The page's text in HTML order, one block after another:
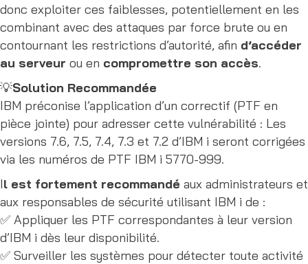
donc exploiter ces faiblesses, potentiellement en les
combinant avec des attaques par force brute ou en
contournant les restrictions d’autorité, afin d’accéder
au serveur ou en compromettre son accès.
💡Solution Recommandée
IBM préconise l’application d’un correctif (PTF en
pièce jointe) pour adresser cette vulnérabilité : Les
versions 7.6, 7.5, 7.4, 7.3 et 7.2 d’IBM i seront corrigées
via les numéros de PTF IBM i 5770-999.
Il est fortement recommandé aux administrateurs et
aux responsables de sécurité utilisant IBM i de :
✅ Appliquer les PTF correspondantes à leur version
d’IBM i dès leur disponibilité.
✅ Surveiller les systèmes pour détecter toute activité